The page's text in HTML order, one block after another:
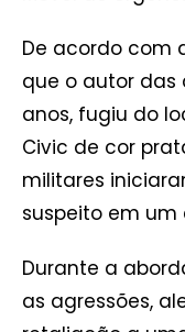
De acordo com
que o autor das
anos, fugiu do
Civic de cor
militares
suspeito em
Durante a
as agressões,